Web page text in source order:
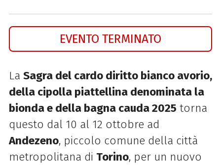
EVENTO TERMINATO
La Sagra del cardo diritto bianco avorio,
della cipolla piattellina denominata la
bionda e della bagna cauda 2025 torna
questo dal 10 al 12 ottobre ad
Andezeno, piccolo comune della città
metropolitana di Torino, per un nuovo